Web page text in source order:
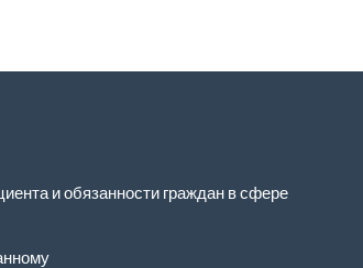
и обязанности граждан в сфере